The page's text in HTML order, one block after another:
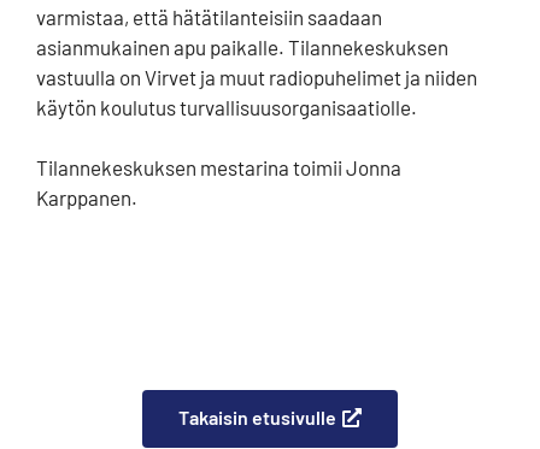
varmistaa, että hätätilanteisiin saadaan
asianmukainen apu paikalle. Tilannekeskuksen
vastuulla on Virvet ja muut radiopuhelimet ja niiden
käytön koulutus turvallisuusorganisaatiolle.
Tilannekeskuksen mestarina toimii Jonna
Karppanen.
Takaisin etusivulle